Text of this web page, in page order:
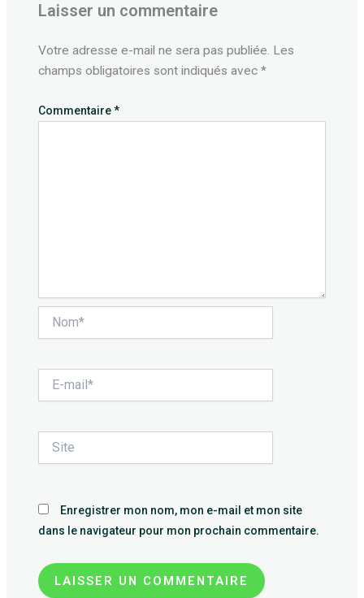
Laisser un commentaire
Votre adresse e-mail ne sera pas publiée. Les
champs obligatoires sont indiqués avec*
Commentaire*
mail*
Enregistrer mon nom, mon e-mail et mon site
dans le navigateur pour mon prochain commentaire.